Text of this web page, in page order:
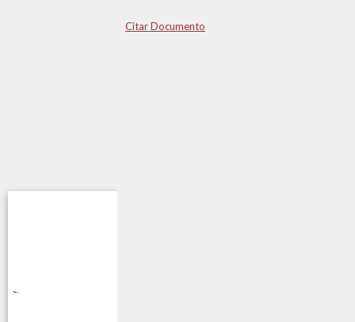
Citar Documento